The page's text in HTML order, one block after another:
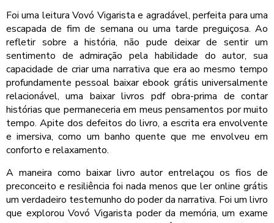
Foi uma leitura Vovó Vigarista e agradável, perfeita para uma
escapada de fim de semana ou uma tarde preguiçosa. Ao
refletir sobre a história, não pude deixar de sentir um
sentimento de admiração pela habilidade do autor, sua
capacidade de criar uma narrativa que era ao mesmo tempo
profundamente pessoal baixar ebook grátis universalmente
relacionável, uma baixar livros pdf obra-prima de contar
histórias que permaneceria em meus pensamentos por muito
tempo. Apite dos defeitos do livro, a escrita era envolvente
e imersiva, como um banho quente que me envolveu em
conforto e relaxamento.
A maneira como baixar livro autor entrelaçou os fios de
preconceito e resiliência foi nada menos que ler online grátis
um verdadeiro testemunho do poder da narrativa. Foi um livro
que explorou Vovó Vigarista poder da memória, um exame